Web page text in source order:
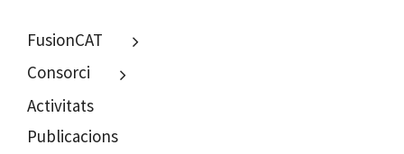
FusionCAT
Consorci
Activitats
Publicacions